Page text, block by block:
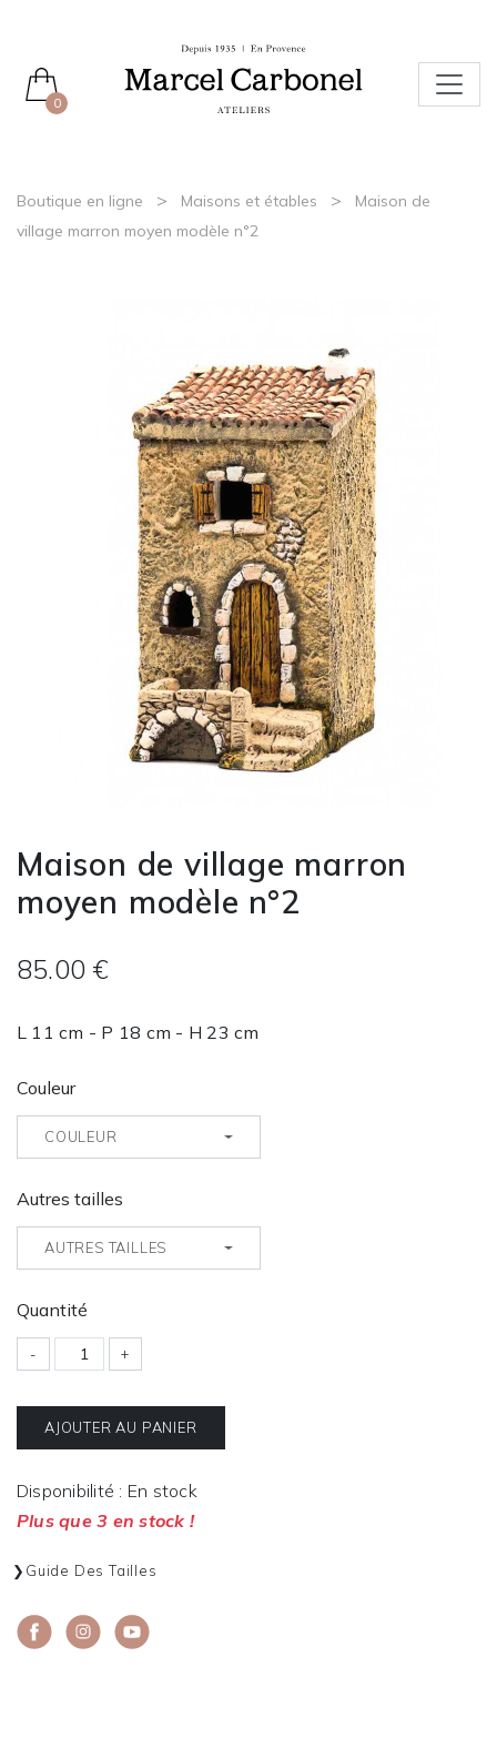
0
Boutique en ligne > Maisons et étables >
Maison de
village marron moyen modèle n°2
Maison de village marron
moyen modèle n°2
85.00 €
L 11 cm - P 18 cm - H 23 cm
Couleur
COULEUR
Autres tailles
AUTRES TAILLES
Quantité
- +
AJOUTER AU PANIER
Disponibilité : En stock
Plus que 3 en stock !
Guide Des Tailles